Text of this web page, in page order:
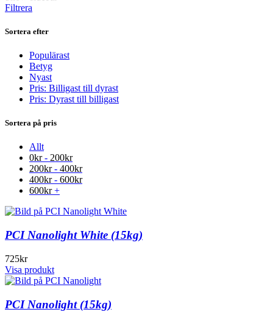
Filtrera
Sortera efter
Populärast
Betyg
Nyast
Pris: Billigast till dyrast
Pris: Dyrast till billigast
Sortera på pris
Allt
0kr- 200kr
200kr- 400kr
400kr- 600kr
600kr+
PCI Nanolight White (15kg)
725kr
Visa produkt
PCI Nanolight (15kg)